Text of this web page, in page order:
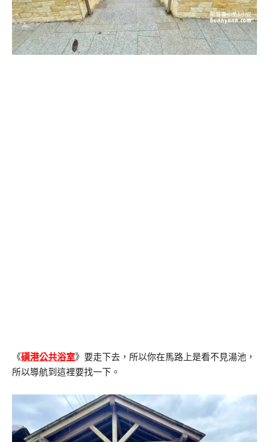
《磺港公共浴室》要走下去，所以你在馬路上是看不見湯池，
所以導航到這裡要找一下。